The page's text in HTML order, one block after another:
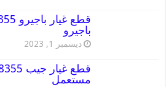
باجيرو
ديسمبر 1, 2023
مستعمل